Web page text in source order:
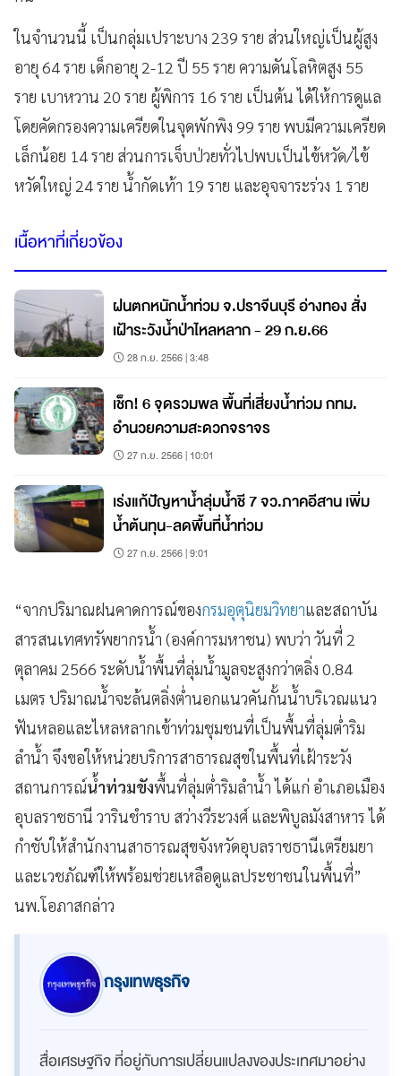
ในจำนวนนี้ เป็นกลุ่มเปราะบาง 239 ราย ส่วนใหญ่เป็นผู้สูง
อายุ 64 ราย เด็กอายุ 2-12 ปี 55 ราย ความดันโลหิตสูง 55
ราย เบาหวาน 20 ราย ผู้พิการ 16 ราย เป็นต้น ได้ให้การดูแล
โดยคัดกรองความเครียดในจุดพักพิง 99 ราย พบมีความเครียด
เล็กน้อย 14 ราย ส่วนการเจ็บป่วยทั่วไปพบเป็นไข้หวัด/ไข้
หวัดใหญ่ 24 ราย น้ำกัดเท้า 19 ราย และอุจจาระร่วง 1 ราย
เนื้อหาที่เกี่ยวข้อง
ฝนตกหนักน้ำท่วม จ.ปราจีนบุรี อ่างทอง สั่ง
เฝ้าระวังน้ำป่าไหลหลาก - 29 ก.ย.66
28 ก.ย. 2566 | 3:48
เช็ก! 6 จุดรวมพล พื้นที่เสี่ยงน้ำท่วม กทม.
อำนวยความสะดวกจราจร
27 ก.ย. 2566 | 10:01
เร่งแก้ปัญหาน้ำลุ่มน้ำชี 7 จว.ภาคอีสาน เพิ่ม
น้ำต้นทุน-ลดพื้นที่น้ำท่วม
27 ก.ย. 2566 | 9:01
“จากปริมาณฝนคาดการณ์ของกรมอุตุนิยมวิทยาและสถาบัน
สารสนเทศทรัพยากรน้ำ (องค์การมหาชน) พบว่า วันที่ 2
ตุลาคม 2566 ระดับน้ำพื้นที่ลุ่มน้ำมูลจะสูงกว่าตลิ่ง 0.84
เมตร ปริมาณน้ำจะล้นตลิ่งต่ำนอกแนวคันกั้นน้ำบริเวณแนว
ฟันหลอและไหลหลากเข้าท่วมชุมชนที่เป็นพื้นที่ลุ่มต่ำริม
ลำน้ำ จึงขอให้หน่วยบริการสาธารณสุขในพื้นที่เฝ้าระวัง
สถานการณ์น้ำท่วมขังพื้นที่ลุ่มต่ำริมลำน้ำ ได้แก่ อำเภอเมือง
อุบลราชธานี วารินชำราบ สว่างวีระวงศ์ และพิบูลมังสาหาร ได้
กำชับให้สำนักงานสาธารณสุขจังหวัดอุบลราชธานีเตรียมยา
และเวชภัณฑ์ให้พร้อมช่วยเหลือดูแลประชาชนในพื้นที่”
นพ.โอภาสกล่าว
กรุงเทพธุรกิจ
สื่อเศรษฐกิจ ที่อยู่กับการเปลี่ยนแปลงของประเทศมาอย่าง